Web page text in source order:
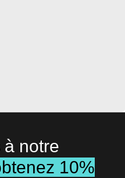
à notre
10%